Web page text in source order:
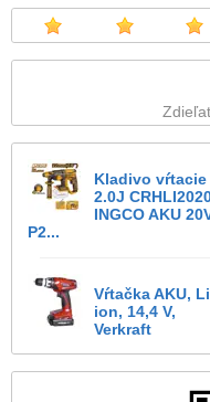
Kladivo vŕtacie
2.0J
INGCO AKU
P2...
Vŕtačka AKU,
ion, 14,4 V,
Verkraft